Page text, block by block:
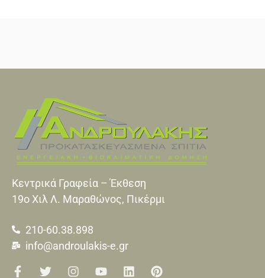
Κεντρικά Γραφεία – Έκθεση
19o Xιλ Λ. Μαραθώνος, Πικέρμι
210-60.38.898
info@androulakis-e.gr